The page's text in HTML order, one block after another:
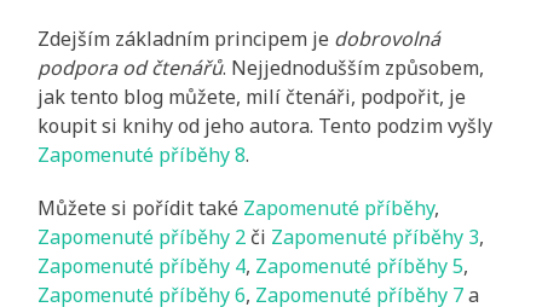
Zdejším základním principem je dobrovolná
podpora od čtenářů. Nejjednodušším způsobem,
jak tento blog můžete, milí čtenáři, podpořit, je
koupit si knihy od jeho autora. Tento podzim vyšly
Zapomenuté příběhy 8.
Můžete si pořídit také Zapomenuté příběhy,
Zapomenuté příběhy 2 či Zapomenuté příběhy 3,
Zapomenuté příběhy 4, Zapomenuté příběhy 5,
Zapomenuté příběhy 6, Zapomenuté příběhy 7a